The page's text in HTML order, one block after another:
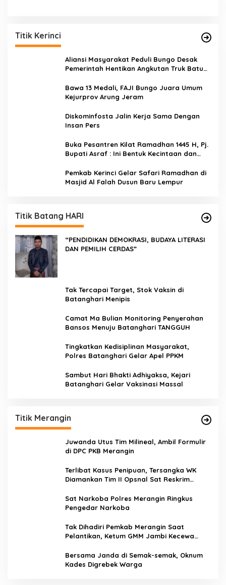
Titik Kerinci
Aliansi Masyarakat Peduli Bungo Desak
Pemerintah Hentikan Angkutan Truk Batu
Bawa 13 Medali, FAJI Bungo Juara Umum
Kejurprov Arung Jeram
Diskominfosta Jalin Kerja Sama Dengan
Insan Pers
Buka Pesantren Kilat Ramadhan 1445 H, Pj.
Bupati Asraf : Ini Bentuk Kecintaan dan
Kerinci
Pemkab Kerinci Gelar Safari Ramadhan di
Masjid Al Falah Dusun Baru Lempur
Titik Batang HARI
“PENDIDIKAN DEMOKRASI, BUDAYA LITERASI
DAN PEMILIH CERDAS”
Tak Tercapai Target, Stok Vaksin di
Batanghari Menipis
Camat Ma Bulian Monitoring Penyerahan
Bansos Menuju Batanghari TANGGUH
Tingkatkan Kedisiplinan Masyarakat,
Polres Batanghari Gelar Apel PPKM
Sambut Hari Bhakti Adhiyaksa, Kejari
Batanghari Gelar Vaksinasi Massal
Titik Merangin
Juwanda Utus Tim Milineal, Ambil Formulir
di DPC PKB Merangin
Terlibat Kasus Penipuan, Tersangka WK
Diamankan Tim II Opsnal Sat Reskrim
Sat Narkoba Polres Merangin Ringkus
Pengedar Narkoba
Tak Dihadiri Pemkab Merangin Saat
Pelantikan, Ketum GMM Jambi Kecewa
Bersama Janda di Semak-semak, Oknum
Kades Digrebek Warga